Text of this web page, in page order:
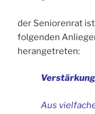
der Seniorenrat
folgenden
herangetreten:
Aus